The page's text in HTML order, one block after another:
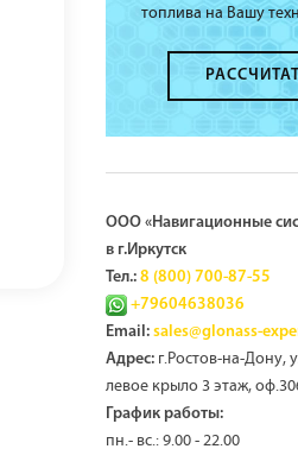
топлива на Вашу
ООО «Навигационные
в г.Иркутск
Тел.: 8 (800) 700-87-55
+79604638036
Email: sales@glonass-
Адрес:г.Ростов-на-Дону,
левое крыло 3 этаж,
График работы:
пн.- вс.: 9.00 - 22.00